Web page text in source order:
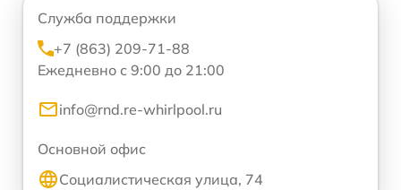
Служба поддержки
+7 (863) 209-71-88
Ежедневно с 9:00 до 21:00
info@rnd.re-whirlpool.ru
Основной офис
Социалистическая улица, 74